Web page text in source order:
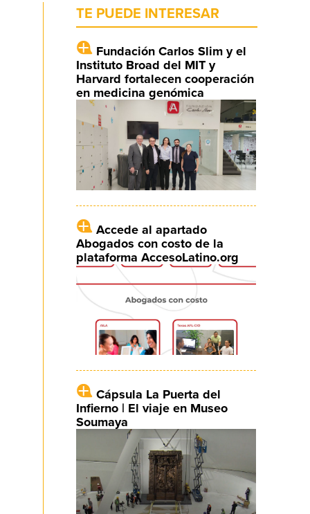
TE PUEDE INTERESAR
Fundación Carlos Slim y el
Instituto Broad del MIT y
Harvard fortalecen cooperación
en medicina genómica
Accede al apartado
Abogados con costo de la
plataforma AccesoLatino.org
Cápsula La Puerta del
Infierno | El viaje en Museo
Soumaya